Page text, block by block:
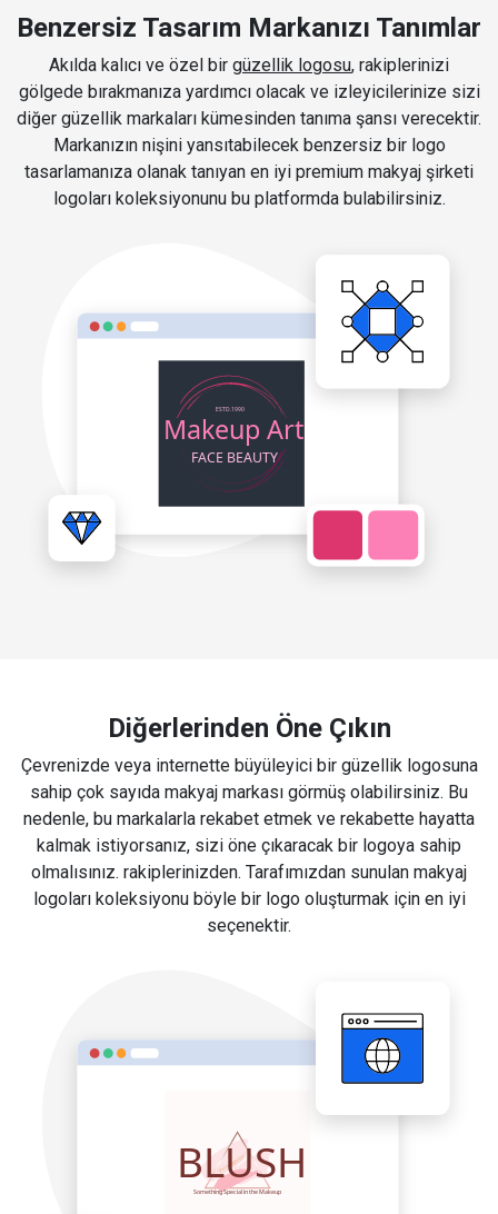
Benzersiz Tasarım Markanızı Tanımlar
Akılda kalıcı ve özel bir güzellik logosu, rakiplerinizi
gölgede bırakmanıza yardımcı olacak ve izleyicilerinize sizi
diğer güzellik markaları kümesinden tanıma şansı verecektir.
Markanızın nişini yansıtabilecek benzersiz bir logo
tasarlamanıza olanak tanıyan en iyi premium makyaj şirketi
logoları koleksiyonunu bu platformda bulabilirsiniz.
Diğerlerinden Öne Çıkın
Çevrenizde veya internette büyüleyici bir güzellik logosuna
sahip çok sayıda makyaj markası görmüş olabilirsiniz. Bu
nedenle, bu markalarla rekabet etmek ve rekabette hayatta
kalmak istiyorsanız, sizi öne çıkaracak bir logoya sahip
olmalısınız. rakiplerinizden. Tarafımızdan sunulan makyaj
logoları koleksiyonu böyle bir logo oluşturmak için en iyi
seçenektir.